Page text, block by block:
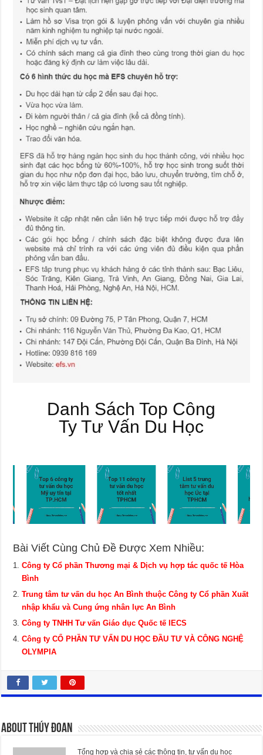
Danh Sách Top Công
Ty Tư Vấn Du Học
Bài Viết Cùng Chủ Đề Được Xem Nhiều:
Công ty Cổ phần Thương mại & Dịch vụ hợp tác quốc tế Hòa
Bình
Trung tâm tư vấn du học An Bình thuộc Công ty Cổ phần Xuất
nhập khẩu và Cung ứng nhân lực An Bình
Công ty TNHH Tư vấn Giáo dục Quốc tế IECS
Công ty CỔ PHẦN TƯ VẤN DU HỌC ĐẦU TƯ VÀ CÔNG NGHỆ
OLYMPIA
About Thúy Đoan
Tổng hợp và chia sẻ các thông tin, tư vấn du học